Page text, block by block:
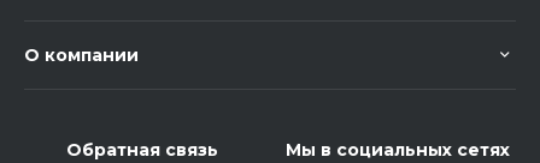
О компании
Обратная связь Мы в социальных сетях